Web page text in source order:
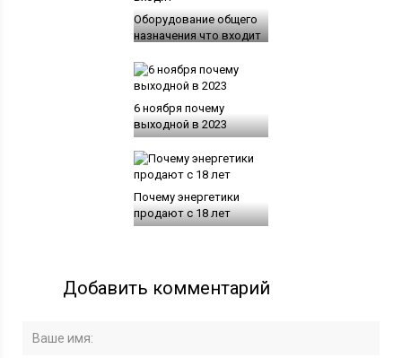
Оборудование общего
назначения что входит
6 ноября почему
выходной в 2023
Почему энергетики
продают с 18 лет
Добавить комментарий